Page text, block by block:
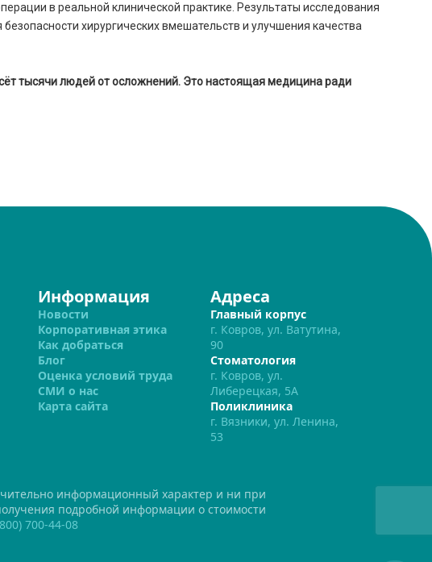
в реальной клинической практике. Результаты исследования
хирургических вмешательств и улучшения качества
тысячи людей от осложнений. Это настоящая медицина ради
Информация
Новости
Корпоративная этика
Как добраться
Блог
Оценка условий труда
СМИ о нас
Карта сайта
Адреса
Главный корпус
г. Ковров, ул. Ватутина,
90
Стоматология
г. Ковров, ул.
Либерецкая, 5А
Поликлиника
г. Вязники, ул. Ленина,
53
информационный характер и ни при
подробной информации о стоимости
700-44-08